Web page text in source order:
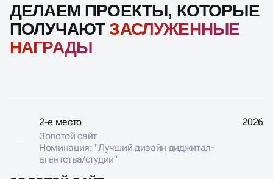
ДЕЛАЕМ ПРОЕКТЫ, КОТОРЫЕ
ПОЛУЧАЮТЗАСЛУЖЕННЫЕ
НАГРАДЫ
2-е место
Золотой сайт
Номинация: "Лучший дизайн диджитал-
агентства/студии"
2026